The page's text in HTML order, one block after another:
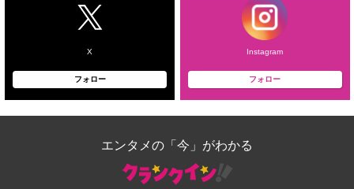
X
フォロー
Instagram
フォロー
エンタメの「今」がわかる